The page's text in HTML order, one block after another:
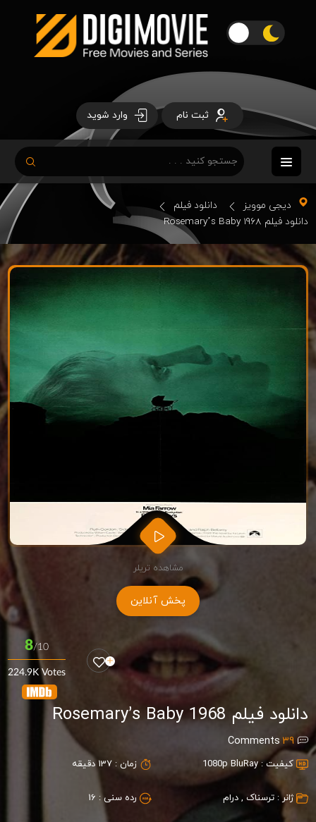
ثبت نام وارد شوید
دیجی موویز
دانلود فیلم
دانلود فیلم Rosemary’s Baby 1968
مشاهده تریلر
پخش آنلاین
8/10
224.9K Votes
دانلود فیلم Rosemary’s Baby 1968
39
Comments
کیفیت : 1080p BluRay زمان : 137 دقیقه
ژانر : ترسناک ,درام رده سنی : 16